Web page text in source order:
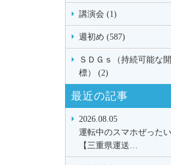
講演会 (1)
週初め (587)
ＳＤＧｓ（持続可能な
標） (2)
最近の記事
2026.08.05
運転中のスマホぜったい
【三重県運送…